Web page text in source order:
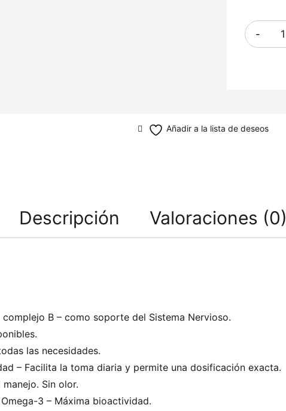
Descripción Valoraciones (0)
B – como soporte del Sistema Nervioso.
las necesidades.
– Facilita la toma diaria y permite una dosificación exacta.
Sin olor.
3 – Máxima bioactividad.